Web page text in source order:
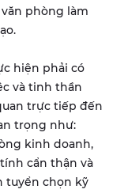
phòng làm
hiện phải có
và tinh thần
trực tiếp đến
trọng như:
kinh doanh,
cẩn thận và
tuyển chọn kỹ